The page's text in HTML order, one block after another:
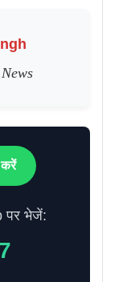
पर भेजें: